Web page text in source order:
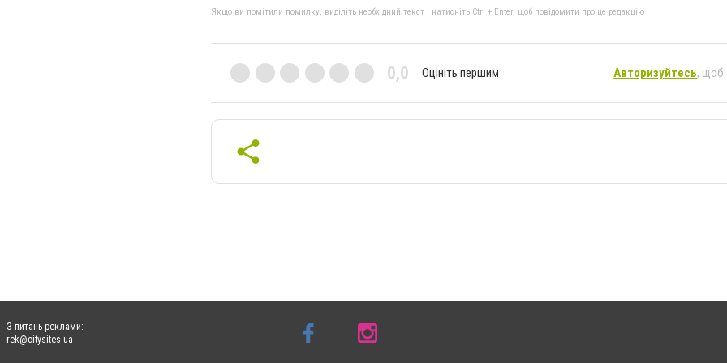
Якщо ви помітили помилку, виділіть необхідний текст і натисніть Ctrl + Enter, щоб повідомити про це редакцію
0,0 Оцініть першим Авторизуйтесь, щоб
З питань реклами:
rek@citysites.ua